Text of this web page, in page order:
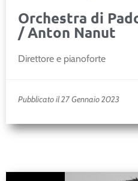
Orchestra di
/ Anton Nanut
Direttore e pianoforte
Pubblicato il 27 Gennaio 2023